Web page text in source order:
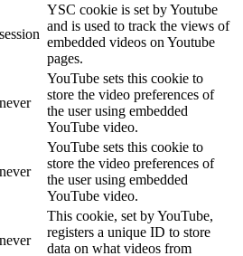
session
YSC cookie is set by Youtube
and is used to track the views of
embedded videos on Youtube
pages.
never
YouTube sets this cookie to
store the video preferences of
the user using embedded
YouTube video.
never
YouTube sets this cookie to
store the video preferences of
the user using embedded
YouTube video.
never
This cookie, set by YouTube,
registers a unique ID to store
data on what videos from